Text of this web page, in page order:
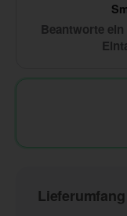
Beantworte
Lieferumfang